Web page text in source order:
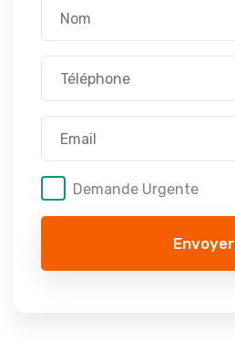
Demande Urgente
Envoyer